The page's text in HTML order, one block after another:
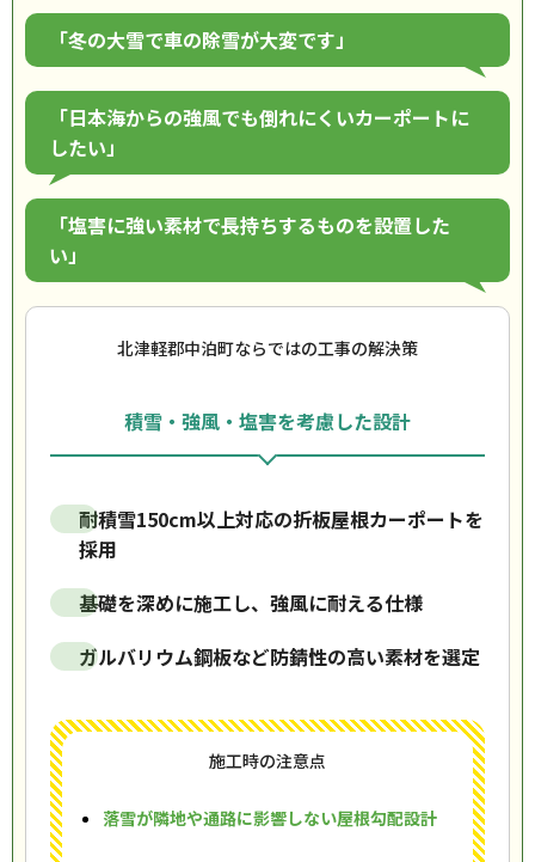
「冬の大雪で車の除雪が大変です」
「日本海からの強風でも倒れにくいカーポートに
したい」
「塩害に強い素材で長持ちするものを設置した
い」
北津軽郡中泊町ならではの工事の解決策
積雪・強風・塩害を考慮した設計
耐積雪150cm以上対応の折板屋根カーポートを
採用
基礎を深めに施工し、強風に耐える仕様
ガルバリウム鋼板など防錆性の高い素材を選定
施工時の注意点
落雪が隣地や通路に影響しない屋根勾配設計